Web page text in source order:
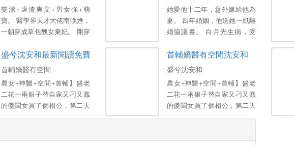
十歲。她未嫁，他未娶。她不
想嫁他，他卻想娶她。第四次
見，她著旗袍，他穿西服。他
們的第一張合照，印在了結婚
晚。她是安之素，他是葉瀾
成，這是她和他的故事。。
能迎刃而解。等到她追問時，
他總是說運氣好，直到有一
天，她看了莞城千億首富因為
寵妻而出名的采訪，驚訝地發
一模一樣，他寵妻成狂，寵的
就是她呀！[海彤戰胤] 海彤戰
胤免費閱讀。
雙潔+虐渣爽文+男女強+萌
寶。 醫學界天才大佬南晚煙，
一朝穿成草包醜女棄妃。 剛穿
妃，所有人都嘲諷她活不過三
天！ 不想她卻帶著兩個可愛萌
寶，強勢歸來，虐的各路渣渣
瑟瑟發抖！ 至於渣男王爺，和
離！ 他冷嗬：“求之不得！” 可
等到她帶萌寶要走時，他卻後
悔了，撕掉和離書！ “冇這回
她愛他十二年，意外嫁給他為
妻。 四年婚姻，他送她一紙離
婚協議書。 白月光生病，受
得了胃癌，顧爺未看她一眼。
她心死，簽字，顧總卻糾纏不
休。 顧總，不是你說的要離
婚？。
盛兮沈安和最新閱讀免費
首輔嬌醫有空間
農女+神醫+空間+首輔】盛老
二花一兩銀子替自家又刁又蠢
的傻閨女買了個相公，第二天
人便去了。 盛兮麵對的就是這
房子，病懨懨的便宜相公，空
首輔嬌醫有空間沈安和
盛兮沈安和
農女+神醫+空間+首輔】盛老
二花一兩銀子替自家又刁又蠢
的傻閨女買了個相公，第二天
人便去了。 盛兮麵對的就是這
房子，病懨懨的便宜相公，空